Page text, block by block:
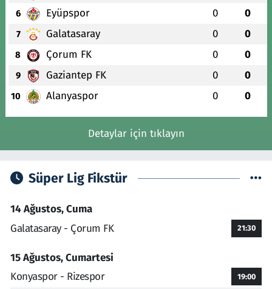
6 Eyüpspor 0 0
7 Galatasaray 0 0
8 Çorum FK 0 0
9 Gaziantep FK 0 0
10 Alanyaspor 0 0
Detaylar için tıklayın
Süper Lig Fikstür
14 Ağustos, Cuma
Galatasaray - Çorum FK
21:30
15 Ağustos, Cumartesi
Konyaspor - Rizespor
19:00